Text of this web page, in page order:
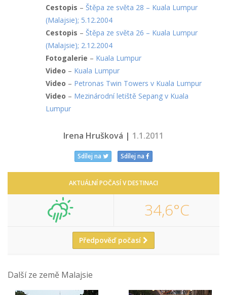
Cestopis – Štěpa ze světa 28 – Kuala Lumpur
(Malajsie); 5.12.2004
Cestopis – Štěpa ze světa 26 – Kuala Lumpur
(Malajsie); 2.12.2004
Fotogalerie – Kuala Lumpur
Video – Kuala Lumpur
Video – Petronas Twin Towers v Kuala Lumpur
Video – Mezinárodní letiště Sepang v Kuala
Lumpur
Irena Hrušková | 1.1.2011
Sdílej na Sdílej na
AKTUÁLNÍ POČASÍ V DESTINACI
34,6°C
Předpověď počasí
Další ze země Malajsie